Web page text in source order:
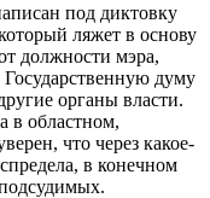
под диктовку
ляжет в основу
должности мэра,
думу
органы власти.
в областном,
что через какое-
в конечном